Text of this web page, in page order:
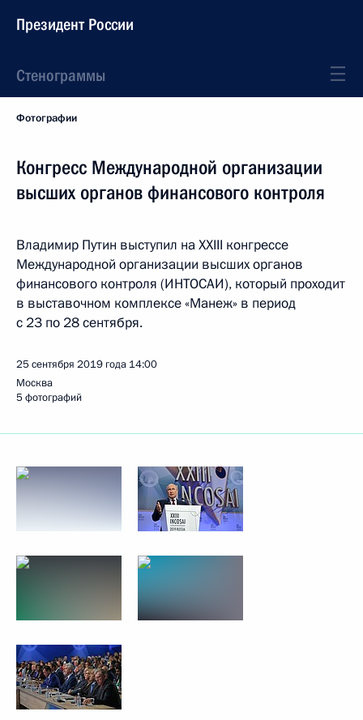
Президент России
Стенограммы
Фотографии
Конгресс Международной организации
высших органов финансового контроля
Владимир Путин выступил на XXIII конгрессе
Международной организации высших органов
финансового контроля (ИНТОСАИ), который проходит
в выставочном комплексе «Манеж» в период
с 23 по 28 сентября.
25 сентября 2019 года 14:00
Москва
5 фотографий